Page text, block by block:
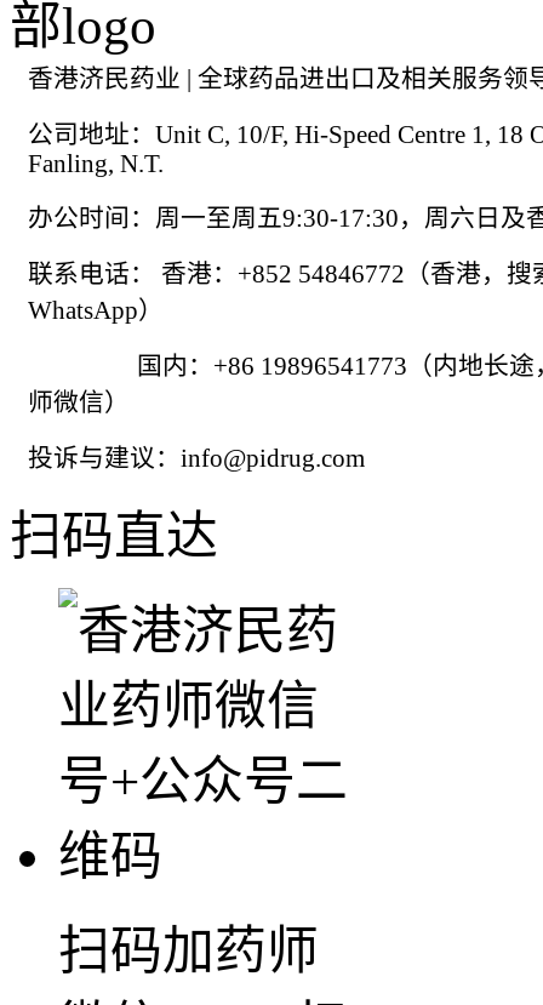
香港济民药业 | 全球药品进出口及相关服务领
公司地址：Unit C, 10/F, Hi-Speed Centre 1, 18
Fanling, N.T.
办公时间：周一至周五9:30-17:30，周六日及
联系电话： 香港：+852 54846772（香港，搜
WhatsApp）
国内：+86 19896541773（内地长途
师微信）
投诉与建议：info@pidrug.com
扫码直达
扫码加药师